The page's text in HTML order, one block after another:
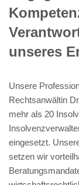
unseres
Unsere
Rechtsanwältin
mehr als 20
eingesetzt.
setzen wir